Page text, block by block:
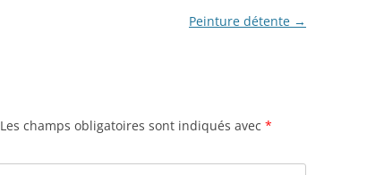
Peinture détente →
Les champs obligatoires sont indiqués avec *